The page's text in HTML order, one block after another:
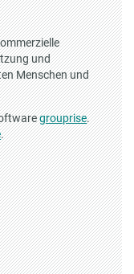
und
Menschen und
grouprise.
.